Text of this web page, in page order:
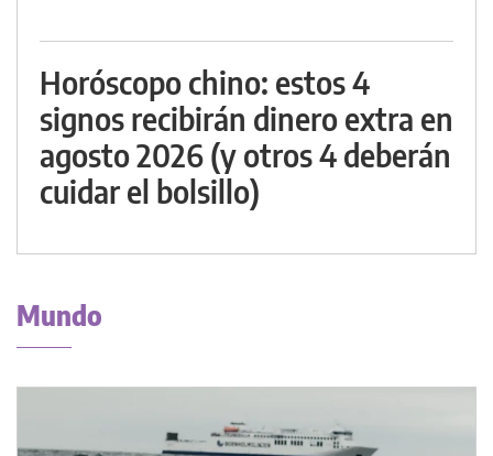
Horóscopo chino: estos 4
signos recibirán dinero extra en
agosto 2026 (y otros 4 deberán
cuidar el bolsillo)
Mundo